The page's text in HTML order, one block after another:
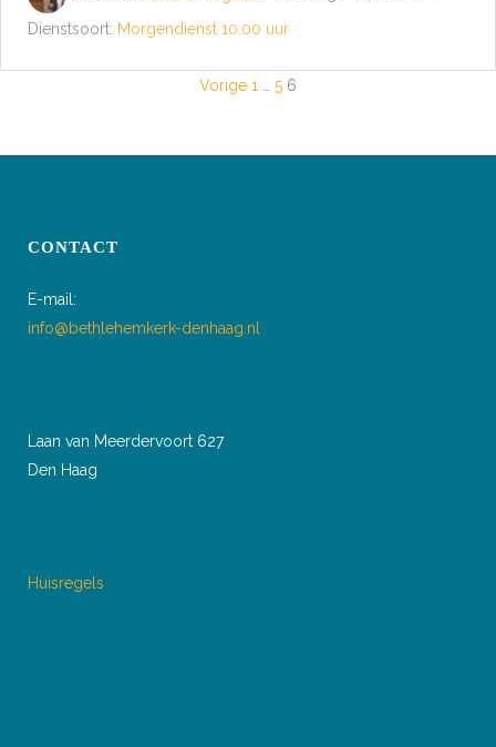
Dienstsoort: Morgendienst 10.00 uur
Vorige 1 5 6
CONTACT
E-mail:
info@bethlehemkerk-denhaag.nl
Laan van Meerdervoort 627
Den Haag
Huisregels